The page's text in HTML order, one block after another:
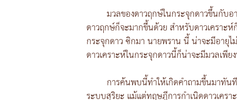
มวลของดาวฤกษ์ในกระจุกดาวขึ้นกับ
ดาวฤกษ์ก็จะมากขึ้นด้วย สำหรับดาวเคราะ
กระจุกดาว ซิกมา นายพราน นี้ น่าจะมีอายุ
ดาวเคราะห์ในกระจุกดาวนี้ก็น่าจะมีมวลเพี
การค้นพบนี้ทำให้เกิดคำถามขึ้นมาทันที
ระบบสุริยะ แม้แต่ทฤษฎีการกำเนิดดาวเคร